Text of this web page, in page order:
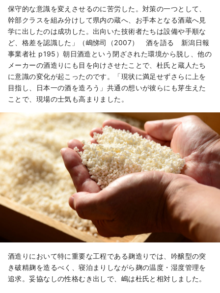
保守的な意識を変えさせるのに苦労した。対策の一つとして、
幹部クラスを組み分けして県内の蔵へ、お手本となる酒蔵へ見
学に出したのは成功した。出向いた技術者たちは設備や手順な
ど、格差を認識した」（嶋悌司（2007） 酒を語る 新潟日報
事業者社 p195）朝日酒造という閉ざされた環境から脱し、他の
メーカーの酒造りにも目を向けさせたことで、杜氏と蔵人たち
に意識の変化が起こったのです。「現状に満足せずさらに上を
目指し、日本一の酒を造ろう」共通の想いが彼らにも芽生えた
ことで、現場の士気も高まりました。
酒造りにおいて特に重要な工程である麹造りでは、吟醸型の突
き破精麹を造るべく、寝泊まりしながら麹の温度・湿度管理を
追求。妥協なしの性格むき出しで、嶋は杜氏と相対しました。